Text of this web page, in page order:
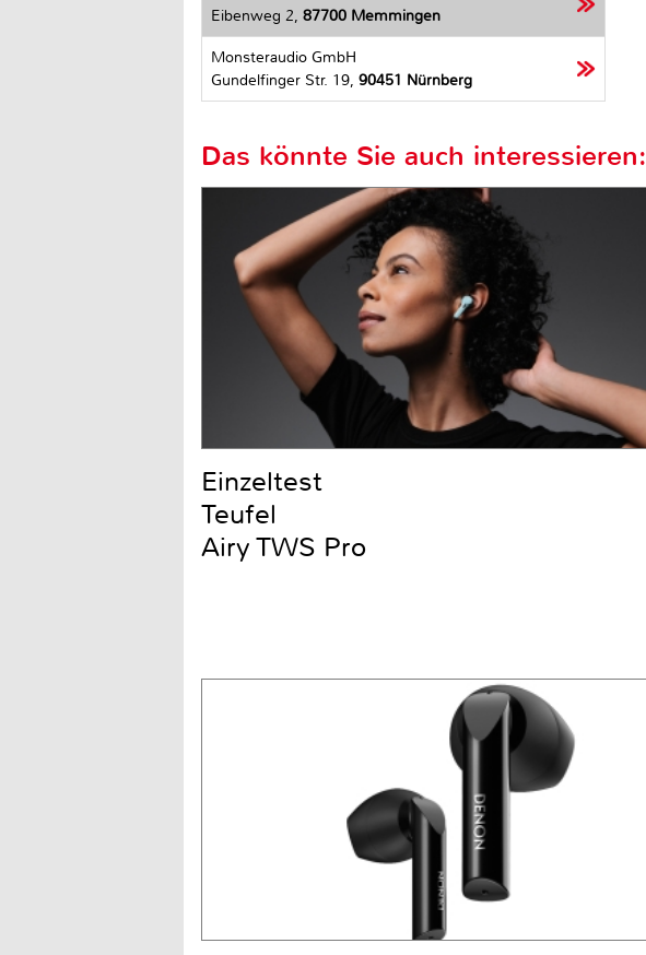
Eibenweg 2, 87700 Memmingen
Monsteraudio GmbH
Gundelfinger Str. 19, 90451 Nürnberg
Das könnte Sie auch interessieren:
Einzeltest
Teufel
Airy TWS Pro